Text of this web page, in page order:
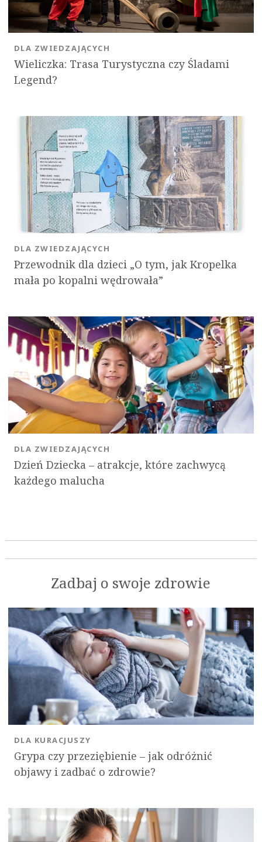
Wieliczka: Trasa Turystyczna czy Śladami
Legend?
DLA ZWIEDZAJĄCYCH
Przewodnik dla dzieci „O tym, jak Kropelka
mała po kopalni wędrowała”
DLA ZWIEDZAJĄCYCH
Dzień Dziecka – atrakcje, które zachwycą
każdego malucha
DLA ZWIEDZAJĄCYCH
Zadbaj o swoje zdrowie
Grypa czy przeziębienie – jak odróżnić
objawy i zadbać o zdrowie?
DLA KURACJUSZY